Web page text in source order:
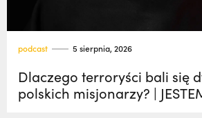
podcast 5 sierpnia, 2026
Dlaczego terroryści bali się
polskich misjonarzy? |